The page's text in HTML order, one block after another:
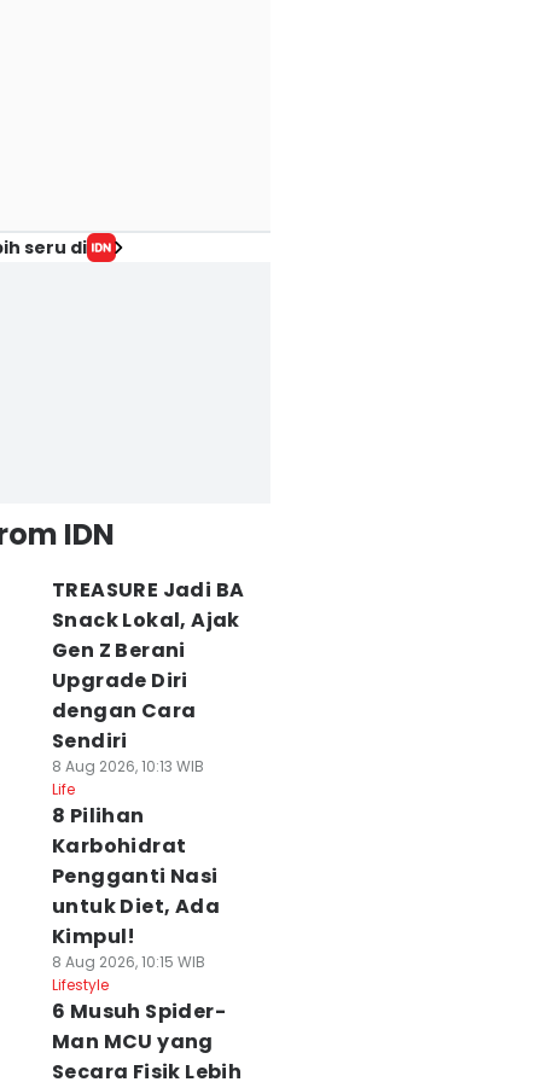
seru di
IDN
TREASURE Jadi BA
Snack Lokal, Ajak
Gen Z Berani
Upgrade Diri
dengan Cara
Sendiri
8 Aug 2026, 10:13 WIB
Life
8 Pilihan
Karbohidrat
Pengganti Nasi
untuk Diet, Ada
Kimpul!
8 Aug 2026, 10:15 WIB
Lifestyle
6 Musuh Spider-
Man MCU yang
Secara Fisik Lebih